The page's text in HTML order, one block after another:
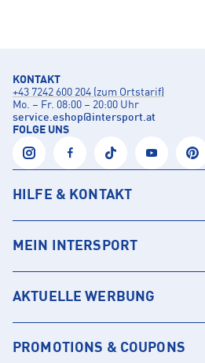
KONTAKT
+43 7242 600 204 (zum Ortstarif)
Mo. – Fr. 08:00 – 20:00 Uhr
service.eshop@intersport.at
FOLGE UNS
HILFE & KONTAKT
MEIN INTERSPORT
AKTUELLE WERBUNG
PROMOTIONS & COUPONS